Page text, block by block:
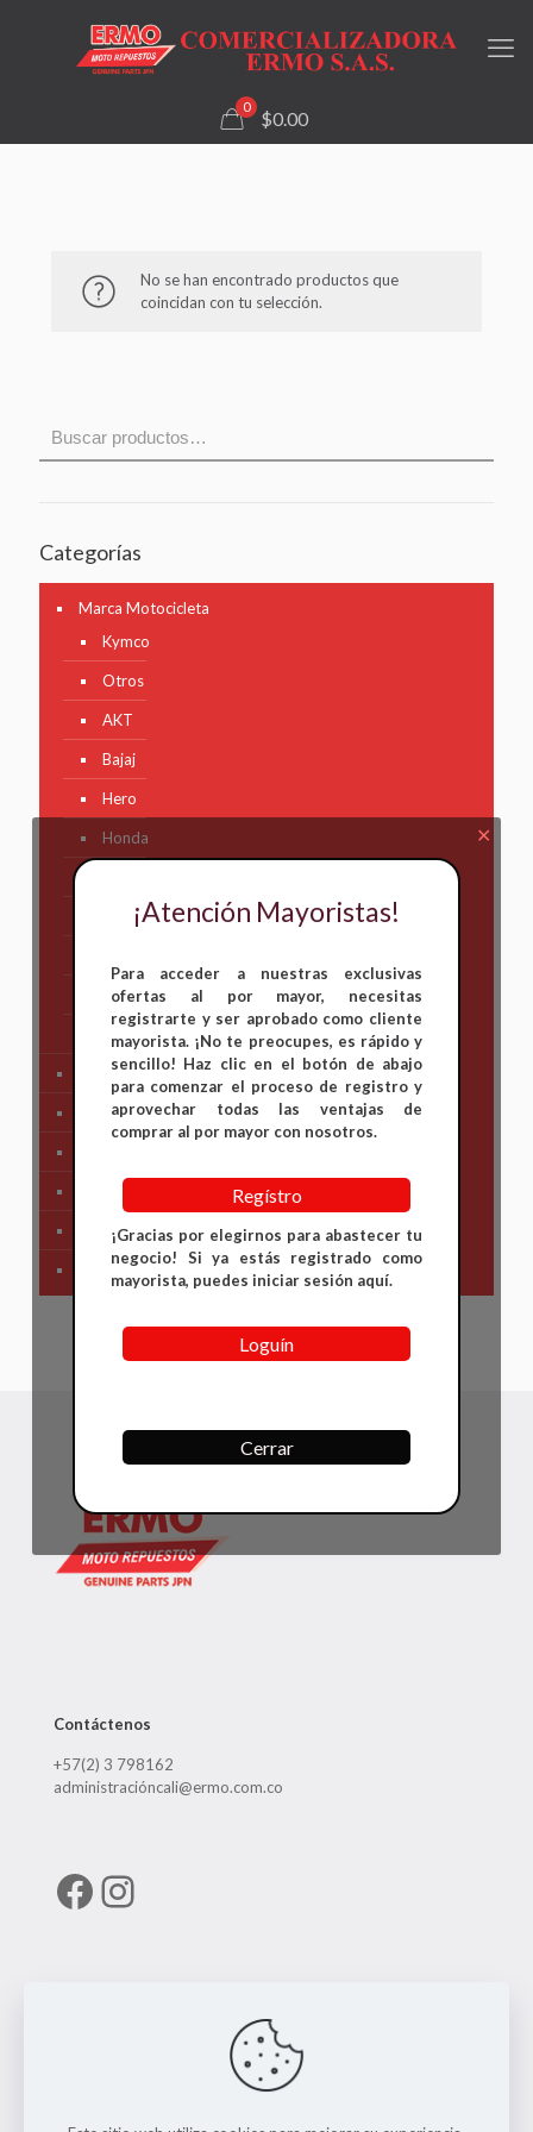
0
$0.00
No se han encontrado productos que
coincidan con tu selección.
Categorías
Marca Motocicleta
Kymco
Otros
AKT
Bajaj
Hero
Honda
KTM
TVS
Tren Delantero
Partes de Motor
Carenajes
Primera Necesidad
Contáctenos
+57(2) 3 798162
administracióncali@ermo.com.co
Facebook
Instagram
✕
¡Atención Mayoristas!
Para acceder a nuestras exclusivas
ofertas al por mayor, necesitas
registrarte y ser aprobado como cliente
mayorista. ¡No te preocupes, es rápido y
sencillo! Haz clic en el botón de abajo
para comenzar el proceso de registro y
aprovechar todas las ventajas de
comprar al por mayor con nosotros.
Regístro
¡Gracias por elegirnos para abastecer tu
negocio! Si ya estás registrado como
mayorista, puedes iniciar sesión aquí.
Loguín
Cerrar